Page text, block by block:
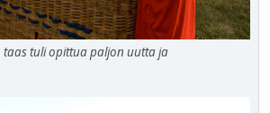
taas tuli opittua paljon uutta ja